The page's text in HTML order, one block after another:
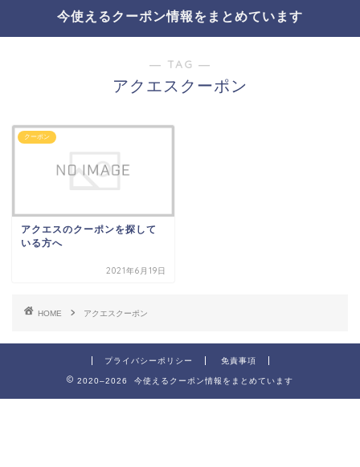
今使えるクーポン情報をまとめています
― TAG ―
アクエスクーポン
クーポン
アクエスのクーポンを探して
いる方へ
2021年6月19日
HOME アクエスクーポン
プライバシーポリシー 免責事項
2020–2026 今使えるクーポン情報をまとめています